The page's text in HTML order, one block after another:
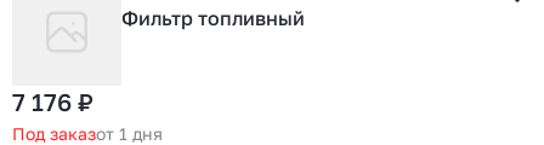
Фильтр топливный
7 176 ₽
Под заказот 1 дня